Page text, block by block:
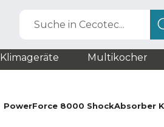
Suche in Cecotec...
Klimageräte Multikocher
PowerForce 8000 ShockAbsorber